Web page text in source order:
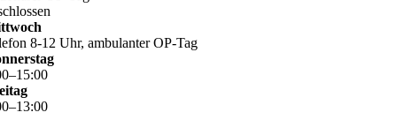
8-12 Uhr, ambulanter OP-Tag
–15:00
–13:00